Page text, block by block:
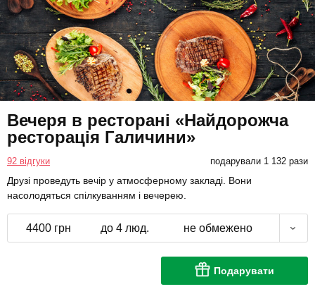
Вечеря в ресторані «Найдорожча
ресторація Галичини»
92 відгуки подарували 1 132 рази
Друзі проведуть вечір у атмосферному закладі. Вони
насолодяться спілкуванням і вечерею.
4400 грн до 4 люд. не обмежено
Подарувати